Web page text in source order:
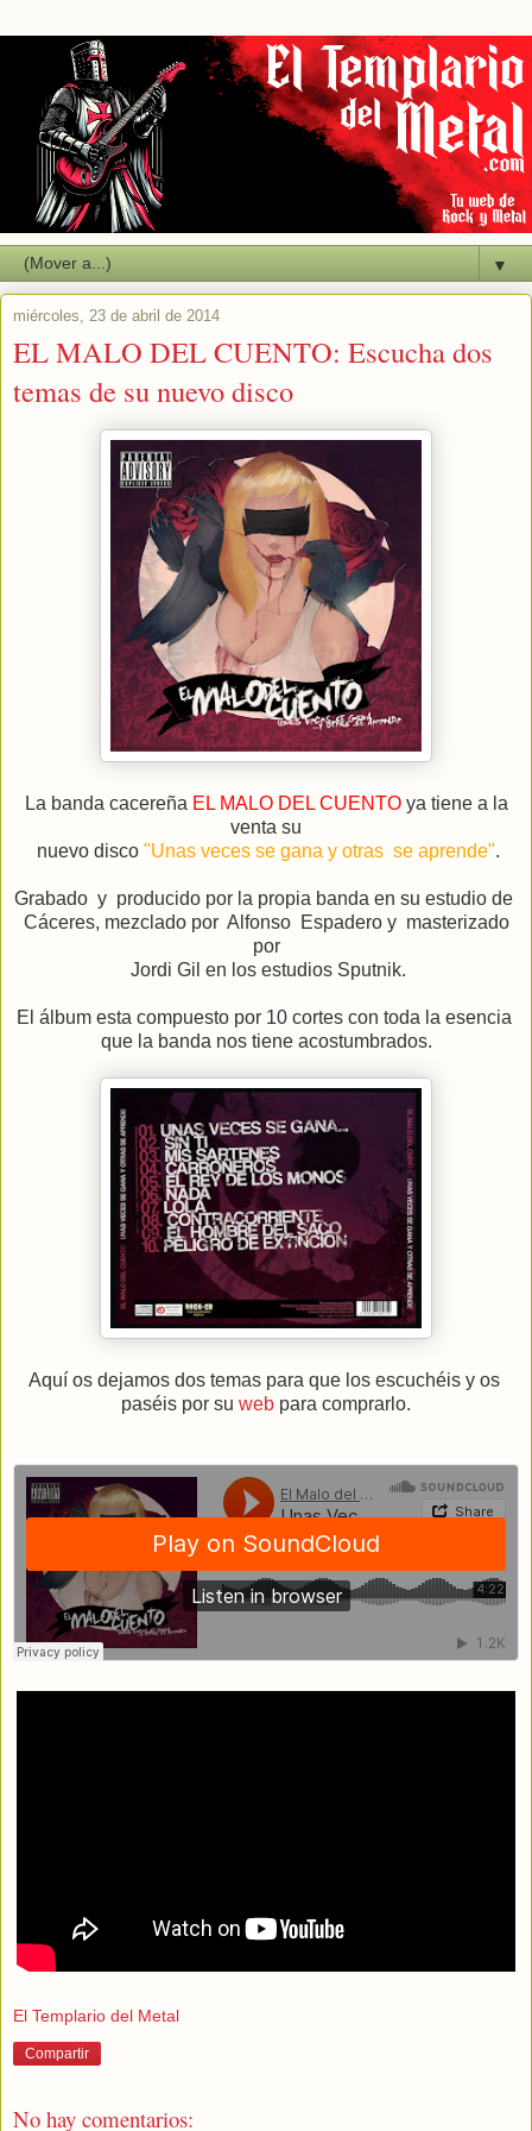
▼
miércoles, 23 de abril de 2014
EL MALO DEL CUENTO: Escucha dos
temas de su nuevo disco
La banda cacereña EL MALO DEL CUENTOya tiene a la
venta su
nuevo disco "Unas veces se gana y otras se aprende".
Grabado y producido por la propia banda en su estudio de
Cáceres, mezclado por Alfonso Espadero y masterizado
por
Jordi Gil en los estudios Sputnik.
El álbum esta compuesto por 10 cortes con toda la esencia
que la banda nos tiene acostumbrados.
Aquí os dejamos dos temas para que los escuchéis y os
paséis por su web para comprarlo.
El Templario del Metal
Compartir
No hay comentarios: